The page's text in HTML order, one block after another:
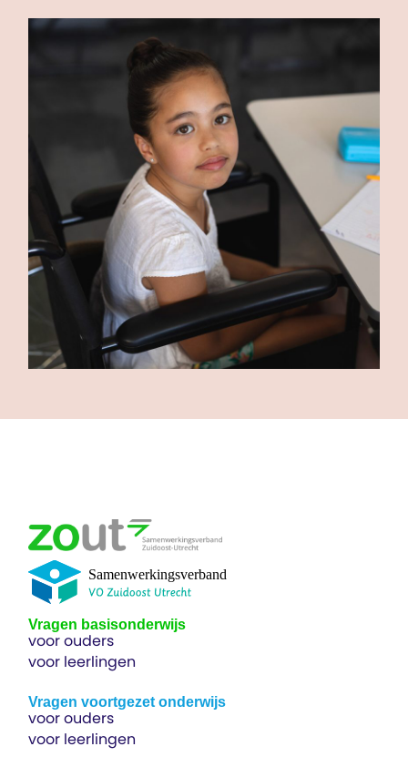
Vragen basisonderwijs
voor ouders
voor leerlingen
Vragen voortgezet onderwijs
voor ouders
voor leerlingen